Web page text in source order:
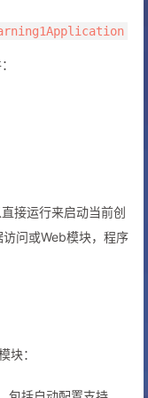
接运行来启动当前创
问或Web模块，程序
块：